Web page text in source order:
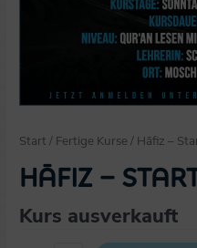
Start / Fertige Kurse / Hāfiz –
Hāfiz –
Kurs ausverkauft